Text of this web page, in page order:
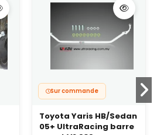
Sur commande
Toyota Yaris HB/Sedan
05+ UltraRacing barre